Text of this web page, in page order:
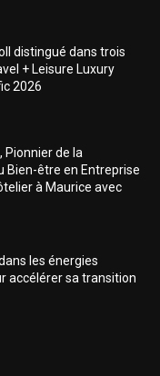
distingué dans trois
+ Leisure Luxury
2026
Pionnier de la
Bien-être en Entreprise
à Maurice avec
les énergies
accélérer sa transition